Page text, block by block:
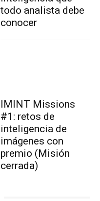
todo analista debe
conocer
IMINT Missions
#1: retos de
inteligencia de
imágenes con
premio (Misión
cerrada)